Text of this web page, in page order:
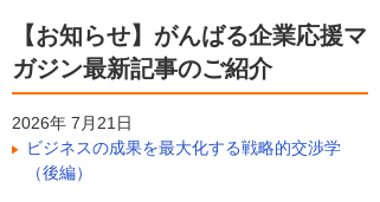
【お知らせ】がんばる企業応援マ
ガジン最新記事のご紹介
2026年 7月21日
ビジネスの成果を最大化する戦略的交渉学
（後編）